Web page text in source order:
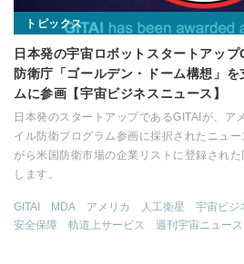
トピックス
日本発の宇宙ロボットスタートアッ
防衛庁「ゴールデン・ドーム構想」
ムに参画【宇宙ビジネスニュース】
日本発のスタートアップであるGITAIが、ア
イル防衛プログラム参画に採択されたニュ
がら米国防衛市場の企業リストに登録され
します。
GITAI MDA アメリカ 人工衛星 宇宙ビジ
安全保障
軌道上サービス 週刊宇宙ニュース